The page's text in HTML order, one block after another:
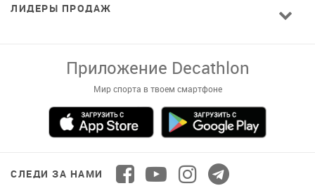
ЛИДЕРЫ ПРОДАЖ
Завантажуй додаток!
Комфортні покупки, ексклюзивні
пропозиції і зручний каталог в твоєму телефоні